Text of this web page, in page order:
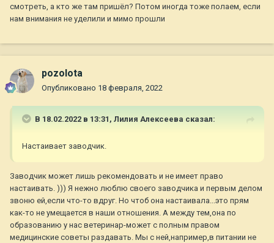
смотреть, а кто же там пришёл? Потом иногда тоже полаем, если
нам внимания не уделили и мимо прошли
pozolota
Опубликовано 18 февраля, 2022
В 18.02.2022 в 13:31, Лилия Алексеева сказал:
Настаивает заводчик.
Заводчик может лишь рекомендовать и не имеет право
настаивать. ))) Я нежно люблю своего заводчика и первым делом
звоню ей,если что-то вдруг. Но чтоб она настаивала...это прям
как-то не умещается в наши отношения. А между тем,она по
образованию у нас ветеринар-может с полным правом
медицинские советы раздавать. Мы с ней,например,в питании не